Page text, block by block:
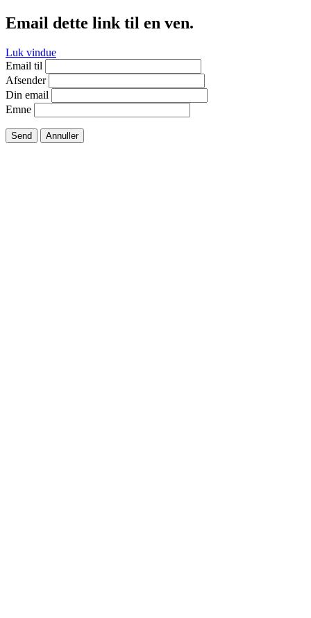
Email dette link til en ven.
Luk vindue
Email til
Afsender
Din email
Emne
Send Annuller